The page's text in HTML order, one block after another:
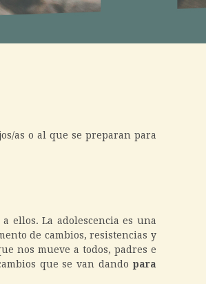
as o al que se preparan para
ellos. La adolescencia es una
de cambios, resistencias y
nos mueve a todos, padres e
que se van dando para